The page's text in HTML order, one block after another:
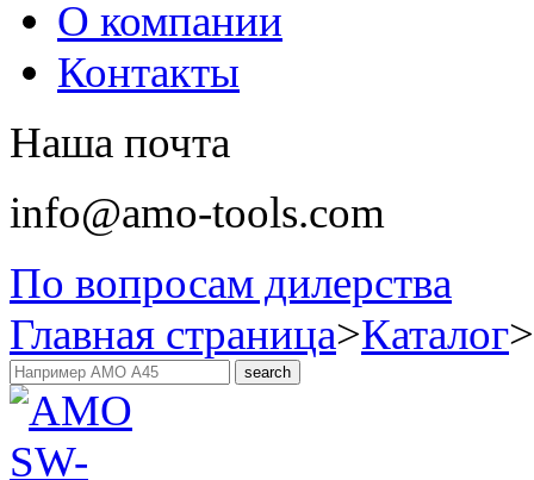
О компании
Контакты
Наша почта
info@amo-tools.com
По вопросам дилерства
Главная страница>Каталог>